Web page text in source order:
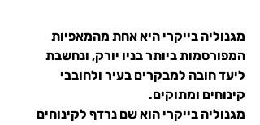
מגנוליה בייקרי היא אחת מהמאפיות
המפורסמות ביותר בניו יורק, ונחשבת
ליעד חובה למבקרים בעיר ולחובבי
קינוחים ומתוקים.
מגנוליה בייקרי הוא שם נרדף לקינוחים